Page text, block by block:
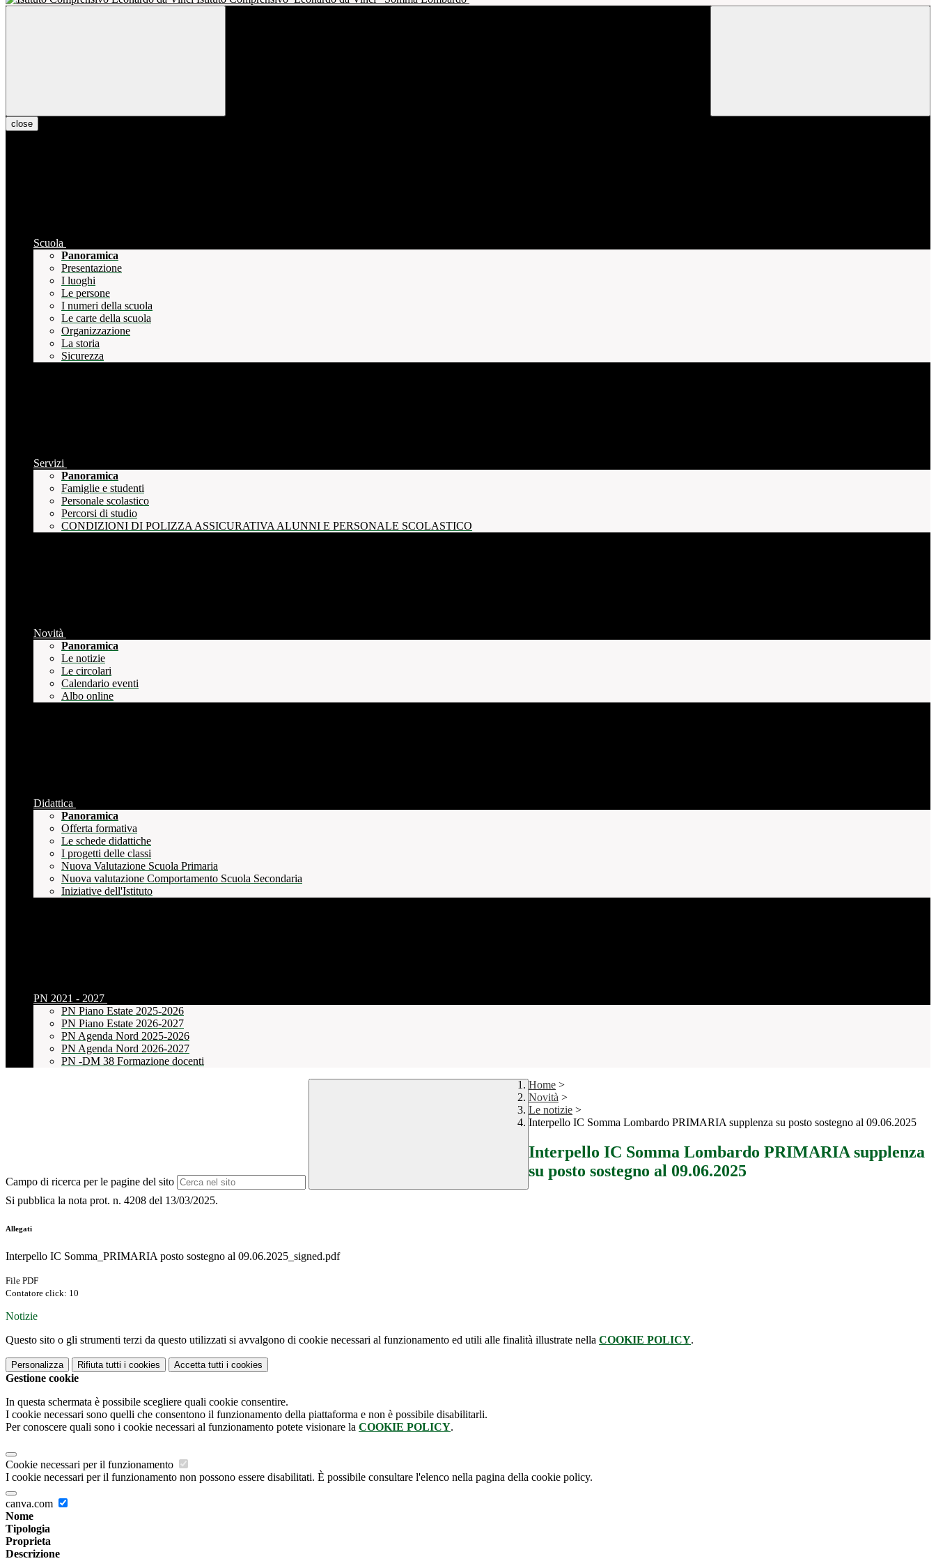
close
Scuola
Panoramica
Presentazione
I luoghi
Le persone
I numeri della scuola
Le carte della scuola
Organizzazione
La storia
Sicurezza
Servizi
Panoramica
Famiglie e studenti
Personale scolastico
Percorsi di studio
CONDIZIONI DI POLIZZA ASSICURATIVA ALUNNI E PERSONALE SCOLASTICO
Novità
Panoramica
Le notizie
Le circolari
Calendario eventi
Albo online
Didattica
Panoramica
Offerta formativa
Le schede didattiche
I progetti delle classi
Nuova Valutazione Scuola Primaria
Nuova valutazione Comportamento Scuola Secondaria
Iniziative dell'Istituto
PN 2021 - 2027
PN Piano Estate 2025-2026
PN Piano Estate 2026-2027
PN Agenda Nord 2025-2026
PN Agenda Nord 2026-2027
PN -DM 38 Formazione docenti
Campo di ricerca per le pagine del sito
Home >
Novità >
Le notizie >
Interpello IC Somma Lombardo PRIMARIA supplenza su posto sostegno al 09.06.2025
Interpello IC Somma Lombardo PRIMARIA supplenza
su posto sostegno al 09.06.2025
Si pubblica la nota prot. n. 4208 del 13/03/2025.
Allegati
Interpello IC Somma_PRIMARIA posto sostegno al 09.06.2025_signed.pdf
File PDF
Contatore click: 10
Notizie
Questo sito o gli strumenti terzi da questo utilizzati si avvalgono di cookie necessari al funzionamento ed utili alle finalità illustrate nella COOKIE POLICY.
Personalizza Rifiuta tutti i cookies Accetta tutti i cookies
Gestione cookie
In questa schermata è possibile scegliere quali cookie consentire.
I cookie necessari sono quelli che consentono il funzionamento della piattaforma e non è possibile disabilitarli.
Per conoscere quali sono i cookie necessari al funzionamento potete visionare la COOKIE POLICY.
Cookie necessari per il funzionamento
I cookie necessari per il funzionamento non possono essere disabilitati. È possibile consultare l'elenco nella pagina della cookie policy.
canva.com
Nome
Tipologia
Proprieta
Descrizione